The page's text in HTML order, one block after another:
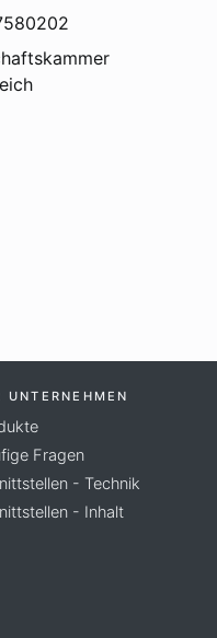
UNTERNEHMEN
Fragen
- Technik
- Inhalt